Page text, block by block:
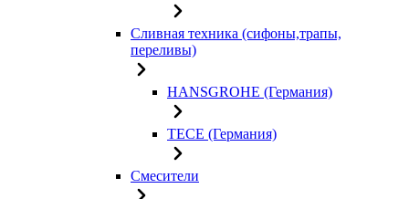
Сливная техника (сифоны,трапы,
переливы)
HANSGROHE (Германия)
TECE (Германия)
Смесители